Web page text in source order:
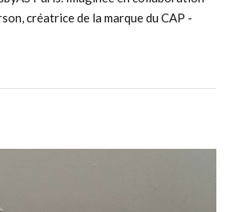
créatrice de la marque du CAP -